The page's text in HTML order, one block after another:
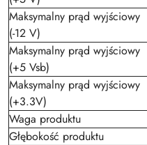
Maksymalny prąd wyjściowy
(-12 V)
Maksymalny prąd wyjściowy
(+5 Vsb)
Maksymalny prąd wyjściowy
(+3.3V)
Waga produktu
Głębokość produktu